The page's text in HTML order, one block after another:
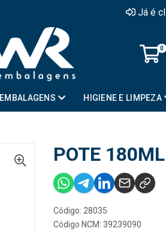
Já é
0
EMBALAGENS HIGIENE E LIMPEZA
POTE
Código: 28035
Código NCM: 39239090